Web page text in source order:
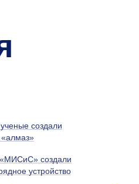
создали
«алмаз»
создали
устройство